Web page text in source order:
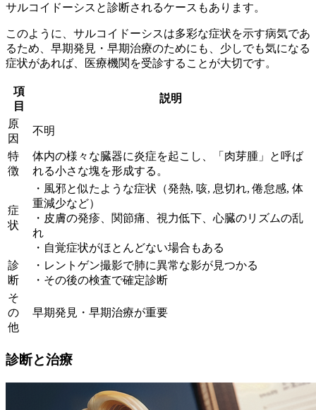
サルコイドーシスと診断されるケースもあります。
このように、サルコイドーシスは多彩な症状を示す病気であ
るため、 早期発見・早期治療のためにも、少しでも気になる
症状があれば、医療機関を受診することが大切です。
項
目
説明
原
因
不明
特
徴
体内の様々な臓器に炎症を起こし、「肉芽腫」と呼ば
れる小さな塊を形成する。
症
状
・風邪と似たような症状（発熱, 咳, 息切れ, 倦怠感, 体
重減少など）
・皮膚の発疹、関節痛、視力低下、心臓のリズムの乱
れ
・自覚症状がほとんどない場合もある
診
断
・レントゲン撮影で肺に異常な影が見つかる
・その後の検査で確定診断
そ
の
他
早期発見・早期治療が重要
診断と治療